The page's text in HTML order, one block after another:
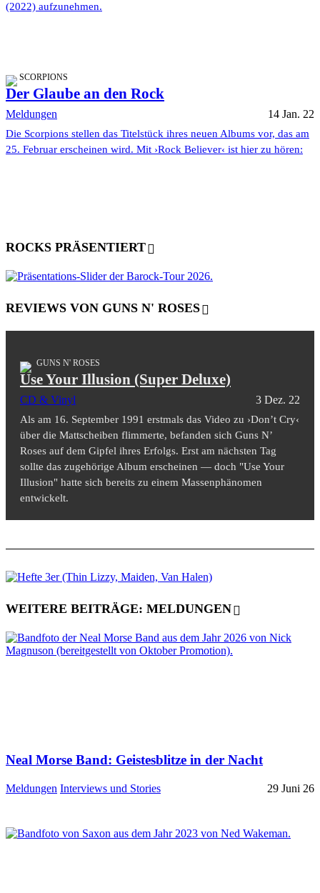
(2022) aufzunehmen.
SCORPIONS
Der Glaube an den Rock
Meldungen 14 Jan. 22
Die Scorpions stellen das Titelstück ihres neuen Albums vor, das am
25. Februar erscheinen wird. Mit ›Rock Believer‹ ist hier zu hören:
ROCKS PRÄSENTIERT
REVIEWS VON GUNS N' ROSES
GUNS N' ROSES
Use Your Illusion (Super Deluxe)
CD & Vinyl 3 Dez. 22
Als am 16. September 1991 erstmals das Video zu ›Don’t Cry‹
über die Mattscheiben flimmerte, befanden sich Guns N’
Roses auf dem Gipfel ihres Erfolgs. Erst am nächsten Tag
sollte das zugehörige Album erscheinen — doch "Use Your
Illusion" hatte sich bereits zu einem Massenphänomen
entwickelt.
WEITERE BEITRÄGE: MELDUNGEN
Neal Morse Band: Geistesblitze in der Nacht
Meldungen Interviews und Stories 29 Juni 26